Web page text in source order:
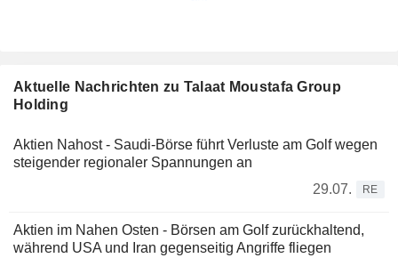
Aktuelle Nachrichten zu Talaat Moustafa Group
Holding
Aktien Nahost - Saudi-Börse führt Verluste am Golf wegen
steigender regionaler Spannungen an
29.07.
RE
Aktien im Nahen Osten - Börsen am Golf zurückhaltend,
während USA und Iran gegenseitig Angriffe fliegen